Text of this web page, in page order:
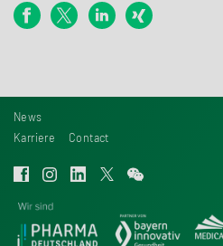
News
Karriere
Contact